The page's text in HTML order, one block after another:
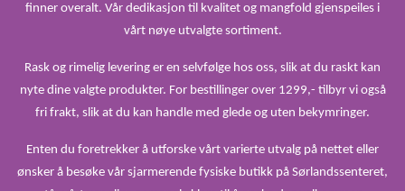
finner overalt. Vår dedikasjon til kvalitet og mangfold gjenspeiles i
vårt nøye utvalgte sortiment.
Rask og rimelig levering er en selvfølge hos oss, slik at du raskt kan
nyte dine valgte produkter. For bestillinger over 1299,- tilbyr vi også
fri frakt, slik at du kan handle med glede og uten bekymringer.
Enten du foretrekker å utforske vårt varierte utvalg på nettet eller
ønsker å besøke vår sjarmerende fysiske butikk på Sørlandssenteret,